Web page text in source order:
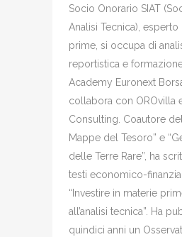
Socio Onorario SIAT
Analisi Tecnica), esperto
prime, si occupa di
reportistica e
Academy Euronext
collabora con OROvilla
Consulting. Coautore
Mappe del Tesoro” e
delle Terre Rare”, ha
testi economico-
“Investire in materie
all’analisi tecnica”. Ha
quindici anni un